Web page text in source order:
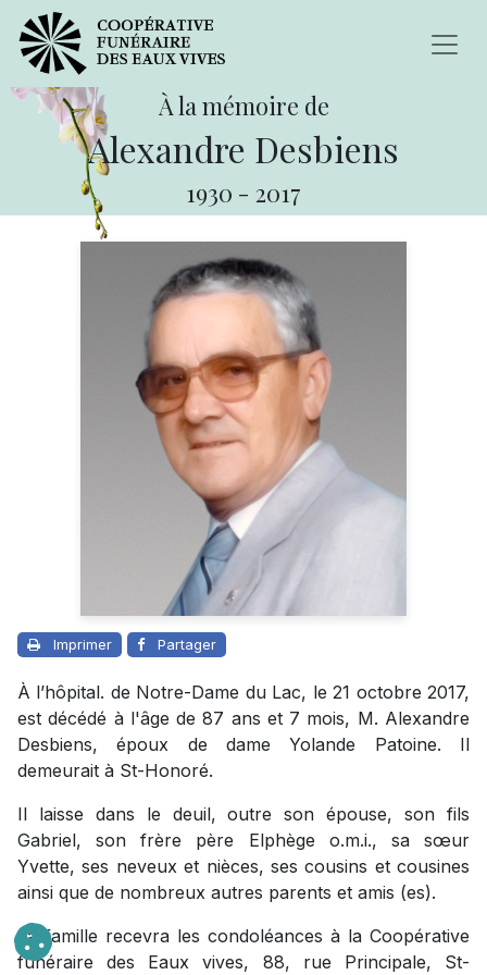
À la mémoire de
Alexandre Desbiens
1930 - 2017
Imprimer Partager
À l’hôpital. de Notre-Dame du Lac, le 21 octobre 2017,
est décédé à l'âge de 87 ans et 7 mois, M. Alexandre
Desbiens, époux de dame Yolande Patoine. Il
demeurait à St-Honoré.
Il laisse dans le deuil, outre son épouse, son fils
Gabriel, son frère père Elphège o.m.i., sa sœur
Yvette, ses neveux et nièces, ses cousins et cousines
ainsi que de nombreux autres parents et amis (es).
La famille recevra les condoléances à la Coopérative
funéraire des Eaux vives, 88, rue Principale, St-